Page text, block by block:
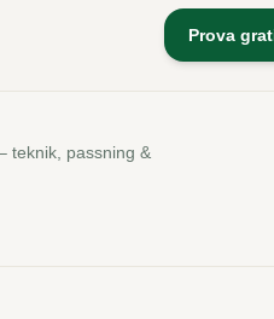
Prova
teknik, passning &